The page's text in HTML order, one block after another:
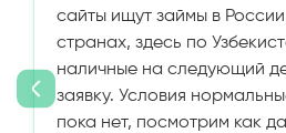
сайты ищут займы в России
странах, здесь по
наличные на следующий
заявку. Условия
пока нет, посмотрим как